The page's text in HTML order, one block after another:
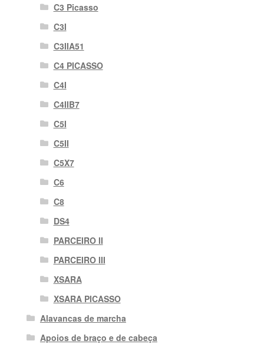
C3 Picasso
C3I
C3IIA51
C4 PICASSO
C4I
C4IIB7
C5I
C5II
C5X7
C6
C8
DS4
PARCEIRO II
PARCEIRO III
XSARA
XSARA PICASSO
Alavancas de marcha
Apoios de braço e de cabeça